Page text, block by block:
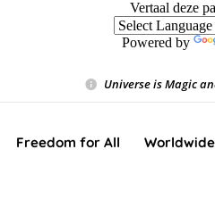
Vertaal deze
Powered by
Universe is Magic
Freedom for All ❤️ Worldwide